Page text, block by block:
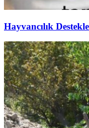
Hayvancılık